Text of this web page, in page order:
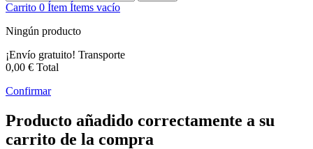
Carrito 0 Ítem Ítems vacío
Ningún producto
¡Envío gratuito! Transporte
0,00 € Total
Confirmar
Producto añadido correctamente a su
carrito de la compra